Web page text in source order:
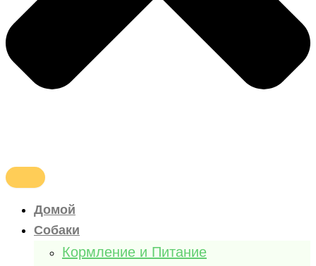
Домой
Собаки
Кормление и Питание